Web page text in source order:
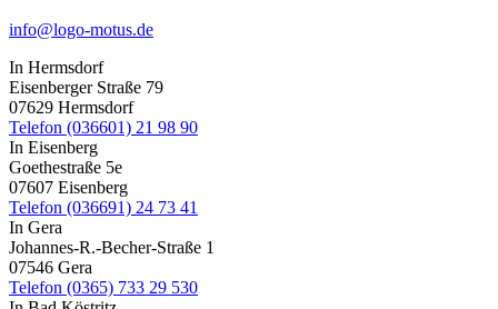
info@logo-motus.de
In Hermsdorf
Eisenberger Straße 79
07629 Hermsdorf
Telefon (036601) 21 98 90
In Eisenberg
Goethestraße 5e
07607 Eisenberg
Telefon (036691) 24 73 41
In Gera
Johannes-R.-Becher-Straße 1
07546 Gera
Telefon (0365) 733 29 530